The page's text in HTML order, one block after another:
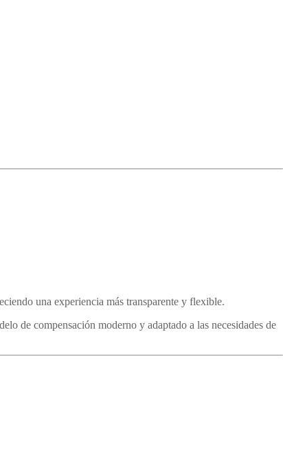
una experiencia más transparente y flexible.
de compensación moderno y adaptado a las necesidades de